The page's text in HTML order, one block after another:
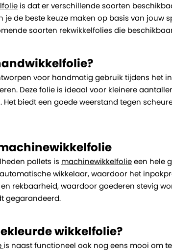
is dat er verschillende soorten
je de beste keuze maken op basis van jouw
soorten rekwikkelfolies die
voor handmatig gebruik tijdens het
Deze folie is ideaal voor kleinere
Het biedt een goede weerstand tegen
pallets is machinewikkelfolieeen hele
wikkelaar, waardoor het
rekbaarheid, waardoor goederen stevig
gegarandeerd.
wikkelfolie?
is naast functioneel ook nog eens mooi om